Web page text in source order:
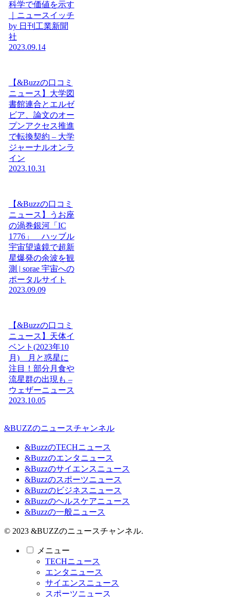
科学で価値を示す
｜ニュースイッチ
by 日刊工業新聞
社
2023.09.14
【&Buzzの口コミ
ニュース】大学図
書館連合とエルゼ
ビア、論文のオー
プンアクセス推進
で転換契約 – 大学
ジャーナルオンラ
イン
2023.10.31
【&Buzzの口コミ
ニュース】うお座
の渦巻銀河「IC
1776」 ハッブル
宇宙望遠鏡で超新
星爆発の余波を観
測 | sorae 宇宙への
ポータルサイト
2023.09.09
【&Buzzの口コミ
ニュース】天体イ
ベント(2023年10
月) 月と惑星に
注目！部分月食や
流星群の出現も –
ウェザーニュース
2023.10.05
&BUZZのニュースチャンネル
&BuzzのTECHニュース
&Buzzのエンタニュース
&Buzzのサイエンスニュース
&Buzzのスポーツニュース
&Buzzのビジネスニュース
&Buzzのヘルスケアニュース
&Buzzの一般ニュース
© 2023 &BUZZのニュースチャンネル.
メニュー
TECHニュース
エンタニュース
サイエンスニュース
スポーツニュース